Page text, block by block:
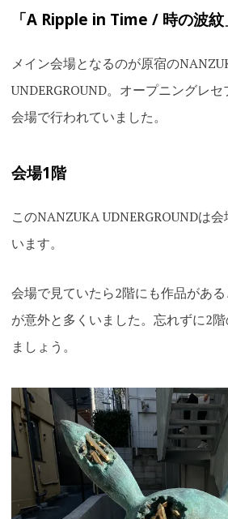
「A Ripple in Time / 時の波紋
メイン会場となるのが原宿の
UNDERGROUND。オープニングレ
会場で行われていました。
会場1階
このNANZUKA UDNERGROUNDは
います。
会場で見ていたら2階にも作品があ
が意外と多くいました。忘れずに2
ましょう。